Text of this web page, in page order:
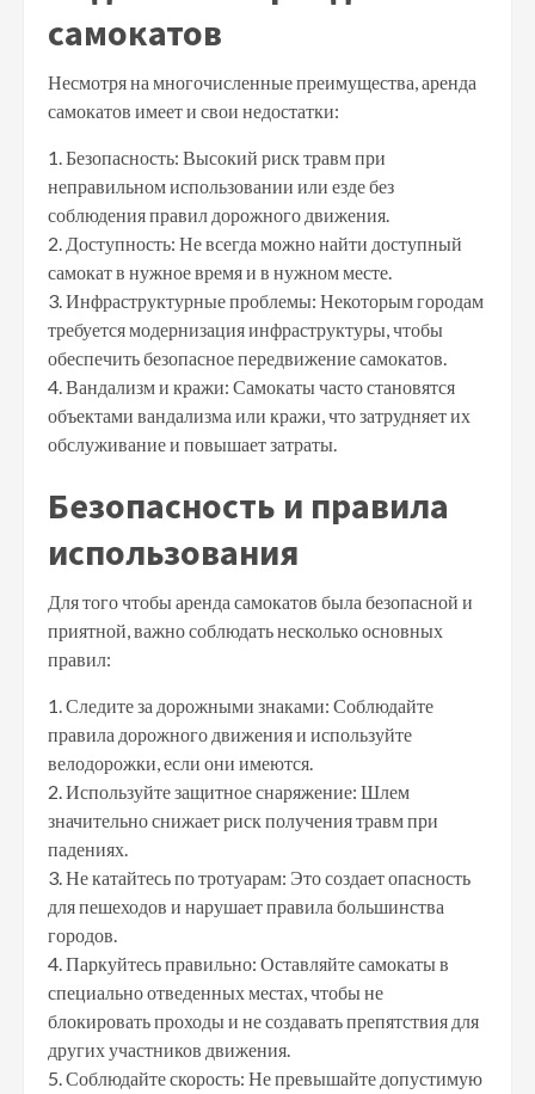
самокатов
Несмотря на многочисленные преимущества, аренда
самокатов имеет и свои недостатки:
1. Безопасность: Высокий риск травм при
неправильном использовании или езде без
соблюдения правил дорожного движения.
2. Доступность: Не всегда можно найти доступный
самокат в нужное время и в нужном месте.
3. Инфраструктурные проблемы: Некоторым городам
требуется модернизация инфраструктуры, чтобы
обеспечить безопасное передвижение самокатов.
4. Вандализм и кражи: Самокаты часто становятся
объектами вандализма или кражи, что затрудняет их
обслуживание и повышает затраты.
Безопасность и правила
использования
Для того чтобы аренда самокатов была безопасной и
приятной, важно соблюдать несколько основных
правил:
1. Следите за дорожными знаками: Соблюдайте
правила дорожного движения и используйте
велодорожки, если они имеются.
2. Используйте защитное снаряжение: Шлем
значительно снижает риск получения травм при
падениях.
3. Не катайтесь по тротуарам: Это создает опасность
для пешеходов и нарушает правила большинства
городов.
4. Паркуйтесь правильно: Оставляйте самокаты в
специально отведенных местах, чтобы не
блокировать проходы и не создавать препятствия для
других участников движения.
5. Соблюдайте скорость: Не превышайте допустимую